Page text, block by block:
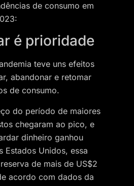
de consumo em
é prioridade
teve uns efeitos
abandonar e retomar
de consumo.
do período de maiores
chegaram ao pico, e
dinheiro ganhou
Estados Unidos, essa
de mais de US$2
acordo com dados da